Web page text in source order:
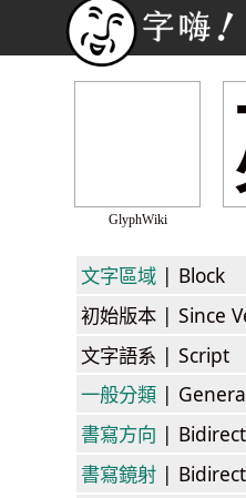
GlyphWiki
文字區域 | Block
初始版本 | Since
文字語系 | Script
一般分類 |
書寫方向 |
書寫鏡射 |